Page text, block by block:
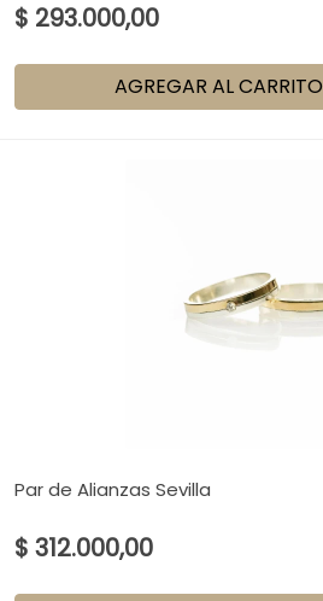
$ 293.000,00
AGREGAR AL CARRITO
Par de Alianzas Sevilla
$ 312.000,00